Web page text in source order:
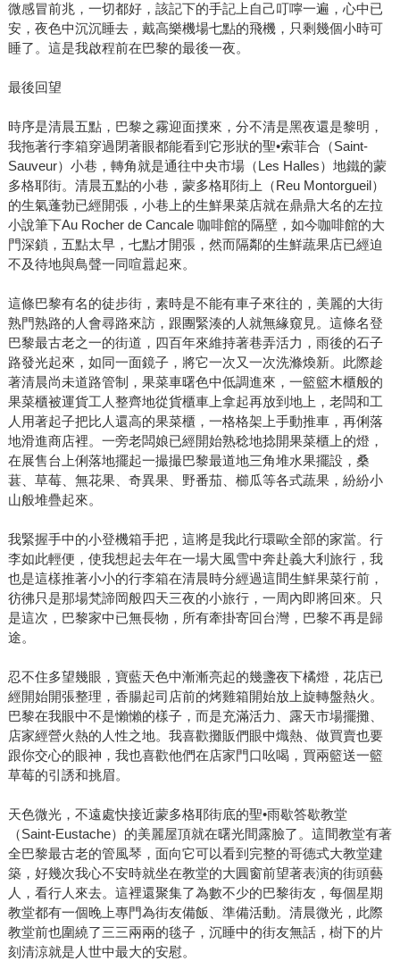
微感冒前兆，一切都好，該記下的手記上自己叮嚀一遍，心中已
安，夜色中沉沉睡去，戴高樂機場七點的飛機，只剩幾個小時可
睡了。這是我啟程前在巴黎的最後一夜。
最後回望
時序是清晨五點，巴黎之霧迎面撲來，分不清是黑夜還是黎明，
我拖著行李箱穿過閉著眼都能看到它形狀的聖•索菲合（Saint-
Sauveur）小巷，轉角就是通往中央市場（Les Halles）地鐵的蒙
多格耶街。清晨五點的小巷，蒙多格耶街上（Reu Montorgueil）
的生氣蓬勃已經開張，小巷上的生鮮果菜店就在鼎鼎大名的左拉
小說筆下Au Rocher de Cancale 咖啡館的隔壁，如今咖啡館的大
門深鎖，五點太早，七點才開張，然而隔鄰的生鮮蔬果店已經迫
不及待地與鳥聲一同喧囂起來。
這條巴黎有名的徒步街，素時是不能有車子來往的，美麗的大街
熟門熟路的人會尋路來訪，跟團緊湊的人就無緣窺見。這條名登
巴黎最古老之一的街道，四百年來維持著巷弄活力，雨後的石子
路發光起來，如同一面鏡子，將它一次又一次洗滌煥新。此際趁
著清晨尚未道路管制，果菜車曙色中低調進來，一籃籃木櫃般的
果菜櫃被運貨工人整齊地從貨櫃車上拿起再放到地上，老闆和工
人用著起子把比人還高的果菜櫃，一格格架上手動推車，再俐落
地滑進商店裡。一旁老闆娘已經開始熟稔地捻開果菜櫃上的燈，
在展售台上俐落地擺起一撮撮巴黎最道地三角堆水果擺設，桑
葚、草莓、無花果、奇異果、野番茄、櫛瓜等各式蔬果，紛紛小
山般堆疊起來。
我緊握手中的小登機箱手把，這將是我此行環歐全部的家當。行
李如此輕便，使我想起去年在一場大風雪中奔赴義大利旅行，我
也是這樣推著小小的行李箱在清晨時分經過這間生鮮果菜行前，
彷彿只是那場梵諦岡般四天三夜的小旅行，一周內即將回來。只
是這次，巴黎家中已無長物，所有牽掛寄回台灣，巴黎不再是歸
途。
忍不住多望幾眼，寶藍天色中漸漸亮起的幾盞夜下橘燈，花店已
經開始開張整理，香腸起司店前的烤雞箱開始放上旋轉盤熱火。
巴黎在我眼中不是懶懶的樣子，而是充滿活力、露天市場擺攤、
店家經營火熱的人性之地。我喜歡攤販們眼中熾熱、做買賣也要
跟你交心的眼神，我也喜歡他們在店家門口吆喝，買兩籃送一籃
草莓的引誘和挑眉。
天色微光，不遠處快接近蒙多格耶街底的聖•雨歇答歇教堂
（Saint-Eustache）的美麗屋頂就在曙光間露臉了。這間教堂有著
全巴黎最古老的管風琴，面向它可以看到完整的哥德式大教堂建
築，好幾次我心不安時就坐在教堂的大圓窗前望著表演的街頭藝
人，看行人來去。這裡還聚集了為數不少的巴黎街友，每個星期
教堂都有一個晚上專門為街友備飯、準備活動。清晨微光，此際
教堂前也圍繞了三三兩兩的毯子，沉睡中的街友無話，樹下的片
刻清涼就是人世中最大的安慰。